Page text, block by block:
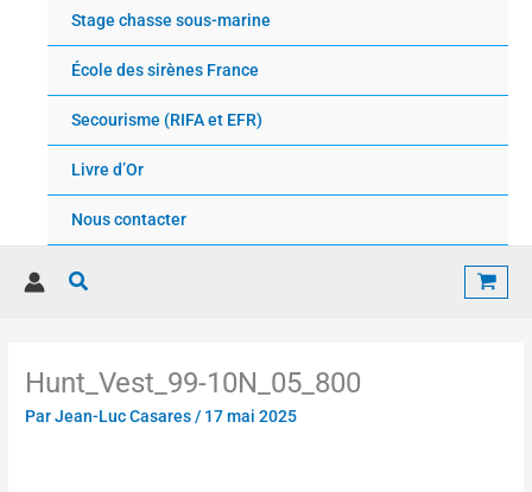
Stage chasse sous-marine
École des sirènes France
Secourisme (RIFA et EFR)
Livre d’Or
Nous contacter
Rechercher
Hunt_Vest_99-10N_05_800
ParJean-Luc Casares/ 17 mai 2025